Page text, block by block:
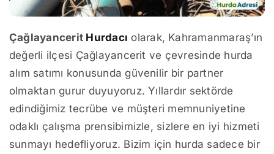
Çağlayancerit Hurdacı olarak, Kahramanmaraş’ın
değerli ilçesi Çağlayancerit ve çevresinde hurda
alım satımı konusunda güvenilir bir partner
olmaktan gurur duyuyoruz. Yıllardır sektörde
edindiğimiz tecrübe ve müşteri memnuniyetine
odaklı çalışma prensibimizle, sizlere en iyi hizmeti
sunmayı hedefliyoruz. Bizim için hurda sadece bir